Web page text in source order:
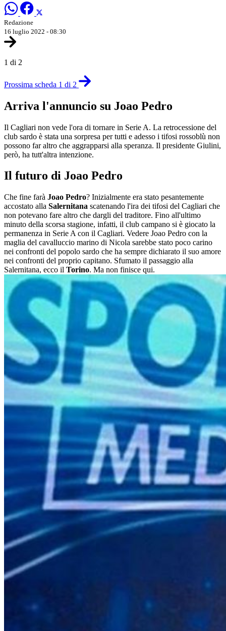
Redazione
16 luglio 2022 - 08:30
1 di 2
Prossima scheda 1 di 2
Arriva l'annuncio su Joao Pedro
Il Cagliari non vede l'ora di tornare in Serie A. La retrocessione del
club sardo è stata una sorpresa per tutti e adesso i tifosi rossoblù non
possono far altro che aggrapparsi alla speranza. Il presidente Giulini,
però, ha tutt'altra intenzione.
Il futuro di Joao Pedro
Che fine farà Joao Pedro? Inizialmente era stato pesantemente
accostato alla Salernitana scatenando l'ira dei tifosi del Cagliari che
non potevano fare altro che dargli del traditore. Fino all'ultimo
minuto della scorsa stagione, infatti, il club campano si è giocato la
permanenza in Serie A con il Cagliari. Vedere Joao Pedro con la
maglia del cavalluccio marino di Nicola sarebbe stato poco carino
nei confronti del popolo sardo che ha sempre dichiarato il suo amore
nei confronti del proprio capitano. Sfumato il passaggio alla
Salernitana, ecco il Torino. Ma non finisce qui.